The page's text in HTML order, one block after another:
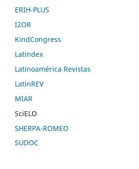
ERIH-PLUS
I2OR
KindCongress
Latindex
Latinoamérica Revistas
LatinREV
MIAR
SciELO
SHERPA-ROMEO
SUDOC